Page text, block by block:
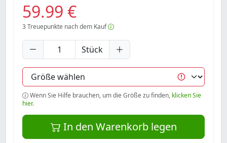
59.99 €
3Treuepunkte nach dem Kauf
Stück
Wenn Sie Hilfe brauchen, um die Größe zu finden, klicken Sie
hier.
In den Warenkorb legen